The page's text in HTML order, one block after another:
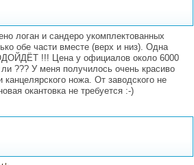
логан и сандеро укомплектованных
обе части вместе (верх и низ). Одна
!!! Цена у официалов около 6000
??? У меня получилось очень красиво
ножа. От заводского не
окантовка не требуется :-)